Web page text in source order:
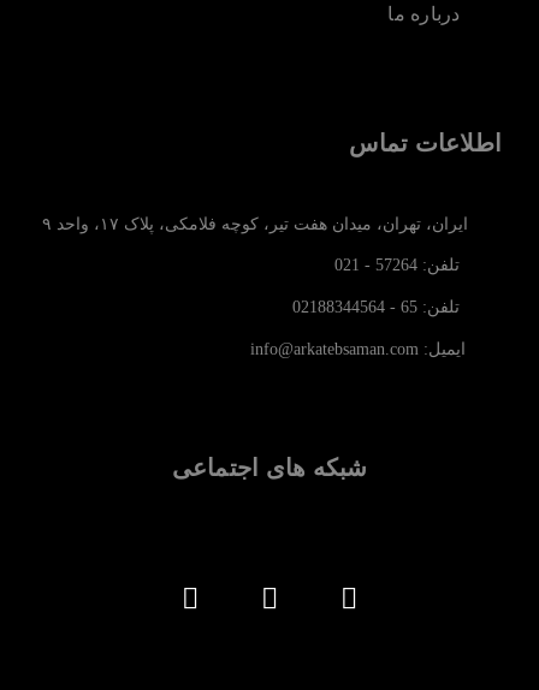
درباره ما
اطلاعات تماس
ایران، تهران، میدان هفت تیر، کوچه فلامکی، پلاک ۱۷، واحد ۹
تلفن: 57264 - 021
تلفن: 65 - 02188344564
ایمیل: info@arkatebsaman.com
شبکه های اجتماعی